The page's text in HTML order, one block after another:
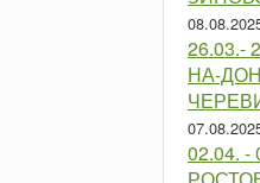
26.03.-
НА-
02.04. -